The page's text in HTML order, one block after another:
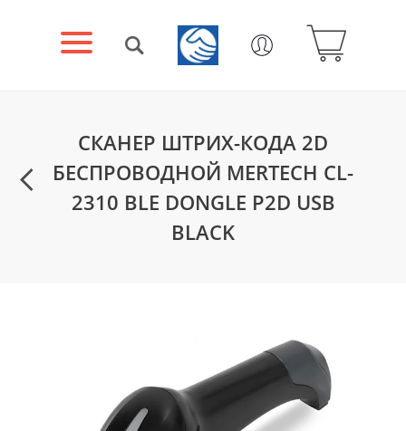
СКАНЕР ШТРИХ-КОДА 2D
БЕСПРОВОДНОЙ MERTECH CL-
2310 BLE DONGLE P2D USB
BLACK